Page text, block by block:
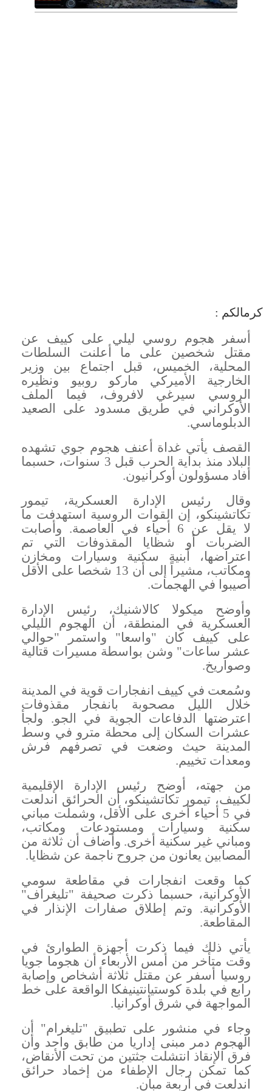
كرمالكم :
أسفر هجوم روسي ليلي على كييف عن
مقتل شخصين على ما أعلنت السلطات
المحلية، الخميس، قبل اجتماع بين وزير
الخارجية الأميركي ماركو روبيو ونظيره
الروسي سيرغي لافروف، فيما الملف
الأوكراني في طريق مسدود على الصعيد
الدبلوماسي.
القصف يأتي غداة أعنف هجوم جوي تشهده
البلاد منذ بداية الحرب قبل 3 سنوات، حسبما
أفاد مسؤولون أوكرانيون.
وقال رئيس الإدارة العسكرية، تيمور
تكاتشينكو، إن القوات الروسية استهدفت ما
لا يقل عن 6 أحياء في العاصمة. وأصابت
الضربات أو شظايا المقذوفات التي تم
اعتراضها، أبنية سكنية وسيارات ومخازن
ومكاتب، مشيراً إلى أن 13 شخصا على الأقل
أصيبوا في الهجمات.
وأوضح ميكولا كالاشنيك، رئيس الإدارة
العسكرية في المنطقة، أن الهجوم الليلي
على كييف كان "واسعا" واستمر "حوالي
عشر ساعات" وشن بواسطة مسيرات قتالية
وصواريخ.
وسُمعت في كييف انفجارات قوية في المدينة
خلال الليل مصحوبة بانفجار مقذوفات
اعترضتها الدفاعات الجوية في الجو. ولجأ
عشرات السكان إلى محطة مترو في وسط
المدينة حيث وضعت في تصرفهم فرش
ومعدات تخييم.
من جهته، أوضح رئيس الإدارة الإقليمية
لكييف، تيمور تكاتشينكو، أن الحرائق اندلعت
في 5 أحياء أخرى على الأقل، وشملت مباني
سكنية وسيارات ومستودعات ومكاتب،
ومباني غير سكنية أخرى. وأضاف أن ثلاثة من
المصابين يعانون من جروح ناجمة عن شظايا.
كما وقعت انفجارات في مقاطعة سومي
الأوكرانية، حسبما ذكرت صحيفة "تليغراف"
الأوكرانية. وتم إطلاق صفارات الإنذار في
المقاطعة.
يأتي ذلك فيما ذكرت أجهزة الطوارئ في
وقت متأخر من أمس الأربعاء أن هجوما جويا
روسيا أسفر عن مقتل ثلاثة أشخاص وإصابة
رابع في بلدة كوستيانتينيفكا الواقعة على خط
المواجهة في شرق أوكرانيا.
وجاء في منشور على تطبيق "تليغرام" أن
الهجوم دمر مبنى إداريا من طابق واحد وأن
فرق الإنقاذ انتشلت جثتين من تحت الأنقاض،
كما تمكن رجال الإطفاء من إخماد حرائق
اندلعت في أربعة مبانٍ.